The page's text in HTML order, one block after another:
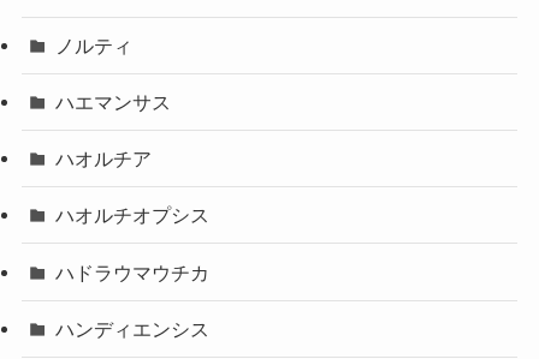
ノルティ
ハエマンサス
ハオルチア
ハオルチオプシス
ハドラウマウチカ
ハンディエンシス